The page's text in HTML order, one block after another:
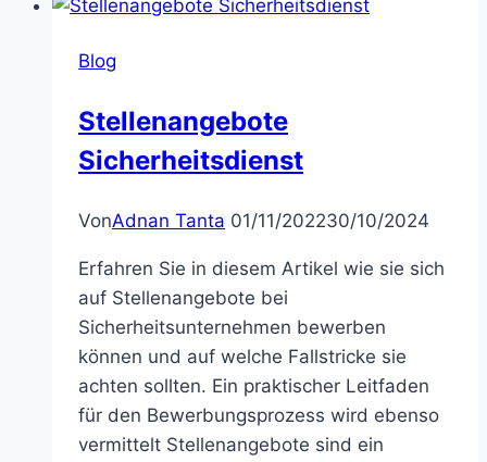
Blog
Stellenangebote
Sicherheitsdienst
VonAdnan Tanta 01/11/202230/10/2024
Erfahren Sie in diesem Artikel wie sie sich
auf Stellenangebote bei
Sicherheitsunternehmen bewerben
können und auf welche Fallstricke sie
achten sollten. Ein praktischer Leitfaden
für den Bewerbungsprozess wird ebenso
vermittelt Stellenangebote sind ein